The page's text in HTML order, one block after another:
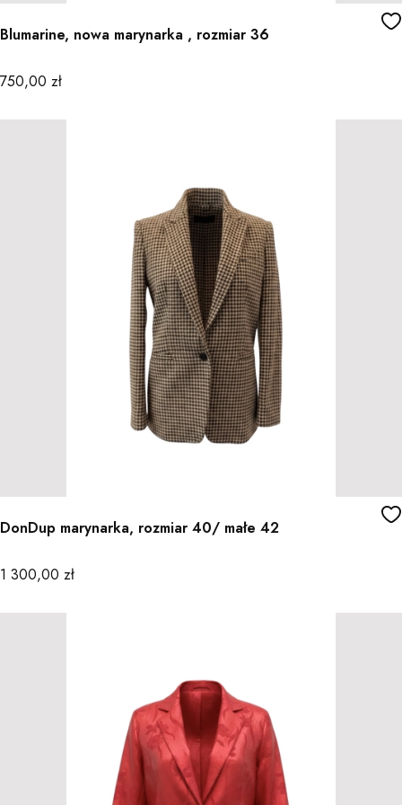
Blumarine, nowa marynarka , rozmiar 36
Cena
750,00 zł
DonDup marynarka, rozmiar 40/ małe 42
Cena
1 300,00 zł